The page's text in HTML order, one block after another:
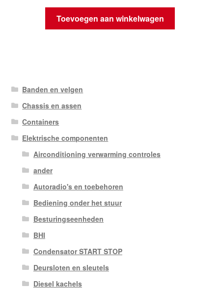
Toevoegen aan winkelwagen
Banden en velgen
Chassis en assen
Containers
Elektrische componenten
Airconditioning verwarming controles
ander
Autoradio's en toebehoren
Bediening onder het stuur
Besturingseenheden
BHI
Condensator START STOP
Deursloten en sleutels
Diesel kachels